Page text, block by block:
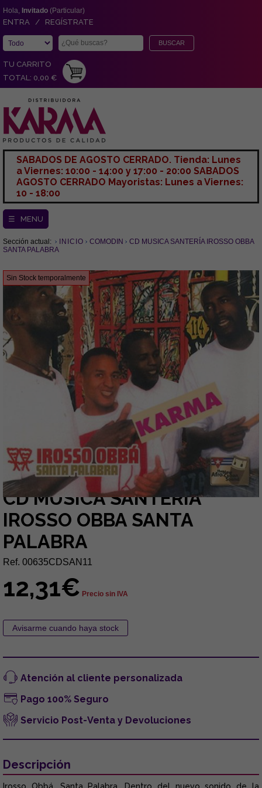
Hola, Invitado (Particular)
ENTRA / REGÍSTRATE
TU CARRITO
TOTAL: 0,00 €
SABADOS DE AGOSTO CERRADO. Tienda: Lunes
a Viernes: 10:00 - 14:00 y 17:00 - 20:00 SABADOS
AGOSTO CERRADO Mayoristas: Lunes a Viernes:
10 - 18:00
☰ MENU
Sección actual: INICIO COMODIN
CD MUSICA SANTERÍA IROSSO OBBA
SANTA PALABRA
Sin Stock temporalmente
CD MUSICA SANTERÍA
IROSSO OBBA SANTA
PALABRA
Ref. 00635CDSAN11
12,31€ Precio sin IVA
Atención al cliente personalizada
Pago 100% Seguro
Servicio Post-Venta y Devoluciones
Descripción